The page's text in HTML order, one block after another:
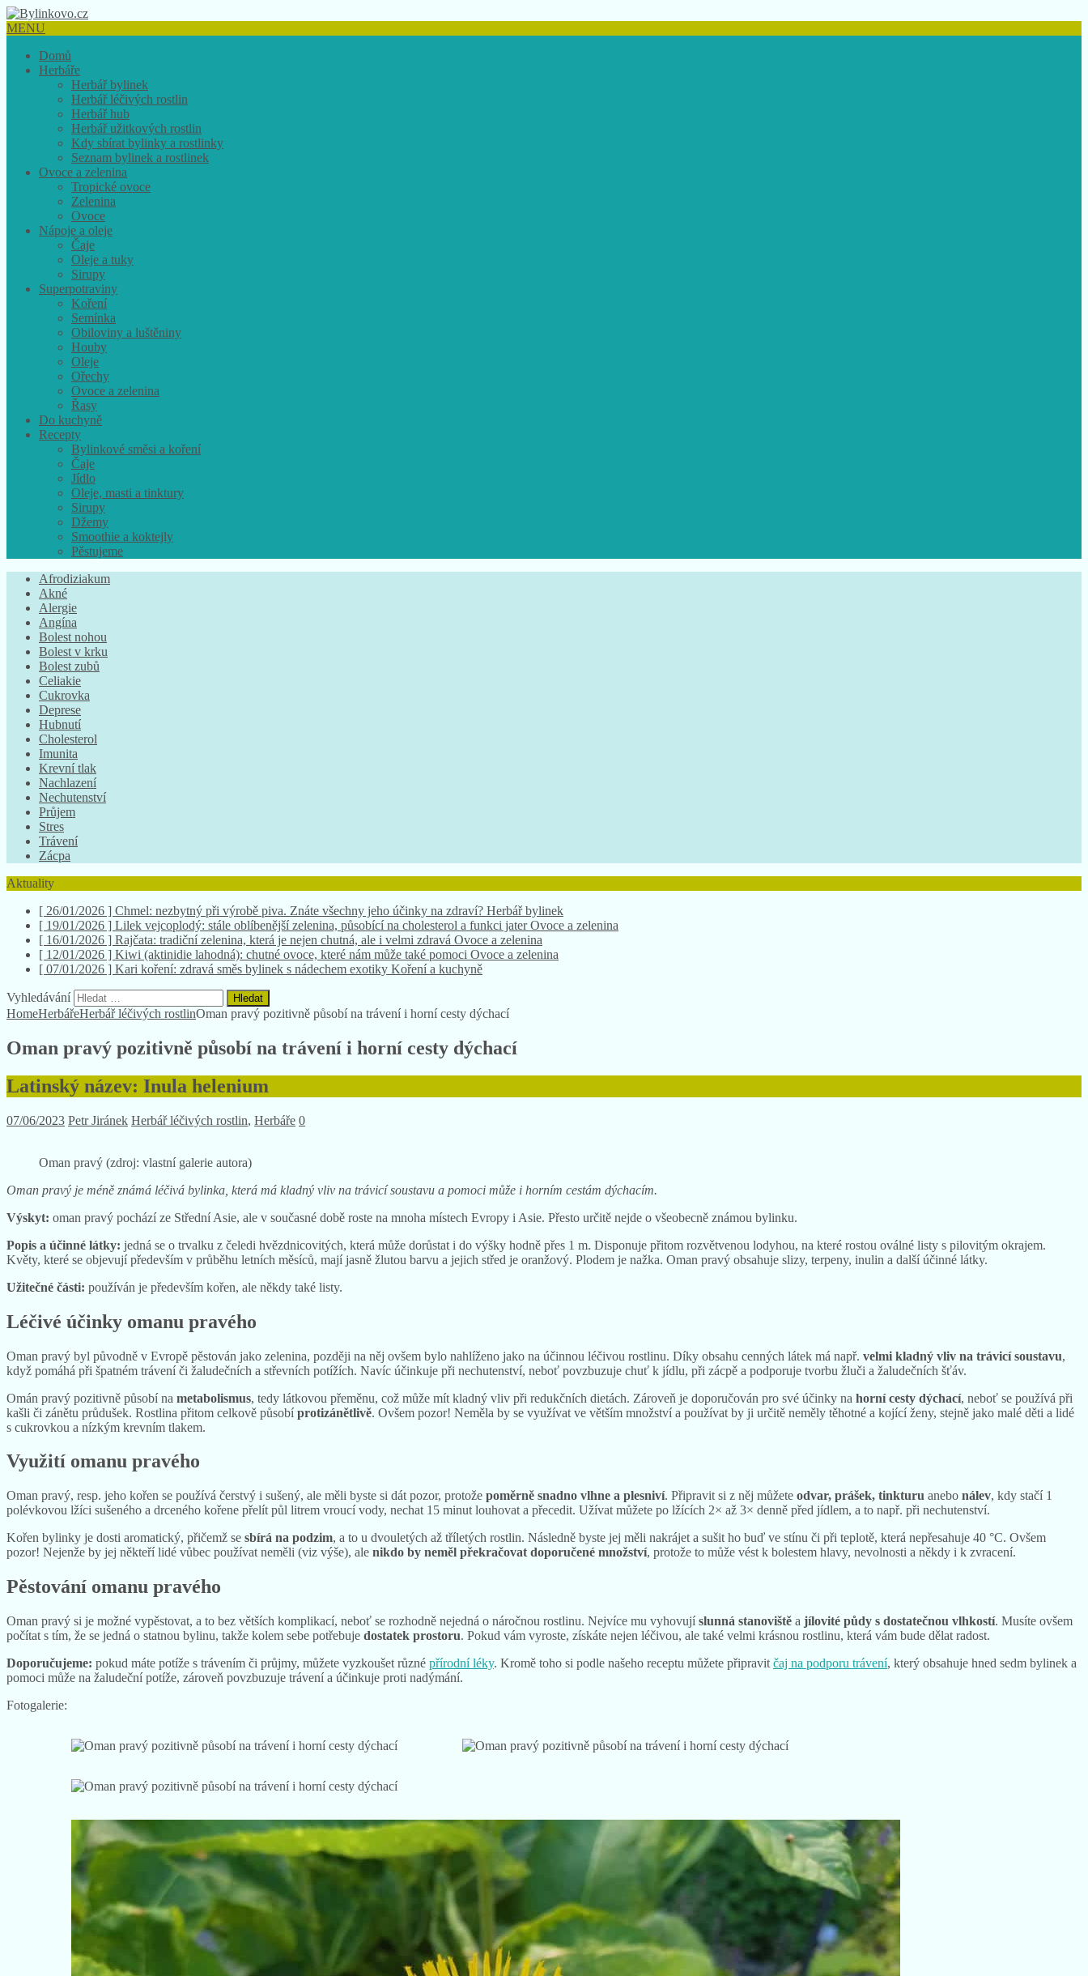
MENU
Domů
Herbáře
Herbář bylinek
Herbář léčivých rostlin
Herbář hub
Herbář užitkových rostlin
Kdy sbírat bylinky a rostlinky
Seznam bylinek a rostlinek
Ovoce a zelenina
Tropické ovoce
Zelenina
Ovoce
Nápoje a oleje
Čaje
Oleje a tuky
Sirupy
Superpotraviny
Koření
Semínka
Obiloviny a luštěniny
Houby
Oleje
Ořechy
Ovoce a zelenina
Řasy
Do kuchyně
Recepty
Bylinkové směsi a koření
Čaje
Jídlo
Oleje, masti a tinktury
Sirupy
Džemy
Smoothie a koktejly
Pěstujeme
Afrodiziakum
Akné
Alergie
Angína
Bolest nohou
Bolest v krku
Bolest zubů
Celiakie
Cukrovka
Deprese
Hubnutí
Cholesterol
Imunita
Krevní tlak
Nachlazení
Nechutenství
Průjem
Stres
Trávení
Zácpa
Aktuality
[ 19/01/2026 ] Lilek vejcoplodý: stále oblíbenější zelenina, působící na cholesterol a funkci jaterOvoce a zelenina
[ 16/01/2026 ] Rajčata: tradiční zelenina, která je nejen chutná, ale i velmi zdraváOvoce a zelenina
[ 12/01/2026 ] Kiwi (aktinidie lahodná): chutné ovoce, které nám může také pomociOvoce a zelenina
[ 07/01/2026 ] Kari koření: zdravá směs bylinek s nádechem exotikyKoření a kuchyně
[ 26/01/2026 ] Chmel: nezbytný při výrobě piva. Znáte všechny jeho účinky na zdraví?
Vyhledávání
HomeHerbářeHerbář léčivých rostlinOman pravý pozitivně působí na trávení i horní cesty dýchací
Oman pravý pozitivně působí na trávení i horní cesty dýchací
Latinský název: Inula helenium
07/06/2023 Petr Jiránek Herbář léčivých rostlin, Herbáře 0
Oman pravý (zdroj: vlastní galerie autora)
Oman pravý je méně známá léčivá bylinka, která má kladný vliv na trávicí soustavu a pomoci může i horním cestám dýchacím.
Výskyt: oman pravý pochází ze Střední Asie, ale v současné době roste na mnoha místech Evropy i Asie. Přesto určitě nejde o všeobecně známou bylinku.
Popis a účinné látky: jedná se o trvalku z čeledi hvězdnicovitých, která může dorůstat i do výšky hodně přes 1 m. Disponuje přitom rozvětvenou lodyhou, na které rostou oválné listy s pilovitým okrajem.
Květy, které se objevují především v průběhu letních měsíců, mají jasně žlutou barvu a jejich střed je oranžový. Plodem je nažka. Oman pravý obsahuje slizy, terpeny, inulin a další účinné látky.
Užitečné části: používán je především kořen, ale někdy také listy.
Léčivé účinky omanu pravého
Oman pravý byl původně v Evropě pěstován jako zelenina, později na něj ovšem bylo nahlíženo jako na účinnou léčivou rostlinu. Díky obsahu cenných látek má např. velmi kladný vliv na trávicí soustavu,
když pomáhá při špatném trávení či žaludečních a střevních potížích. Navíc účinkuje při nechutenství, neboť povzbuzuje chuť k jídlu, při zácpě a podporuje tvorbu žluči a žaludečních šťáv.
Omán pravý pozitivně působí na metabolismus, tedy látkovou přeměnu, což může mít kladný vliv při redukčních dietách. Zároveň je doporučován pro své účinky na horní cesty dýchací, neboť se používá při
kašli či zánětu průdušek. Rostlina přitom celkově působíprotizánětlivě. Ovšem pozor! Neměla by se využívat ve větším množství a používat by ji určitě neměly těhotné a kojící ženy, stejně jako malé děti a lidé
s cukrovkou a nízkým krevním tlakem.
Využití omanu pravého
Oman pravý, resp. jeho kořen se používá čerstvý i sušený, ale měli byste si dát pozor, protože poměrně snadno vlhne a plesniví. Připravit si z něj můžete odvar, prášek, tinkturu anebo nálev, kdy stačí 1
polévkovou lžíci sušeného a drceného kořene přelít půl litrem vroucí vody, nechat 15 minut louhovat a přecedit. Užívat můžete po lžících 2× až 3× denně před jídlem, a to např. při nechutenství.
Kořen bylinky je dosti aromatický, přičemž se sbírá na podzim, a to u dvouletých až tříletých rostlin. Následně byste jej měli nakrájet a sušit ho buď ve stínu či při teplotě, která nepřesahuje 40 °C. Ovšem
pozor! Nejenže by jej někteří lidé vůbec používat neměli (viz výše), ale nikdo by neměl překračovat doporučené množství, protože to může vést k bolestem hlavy, nevolnosti a někdy i k zvracení.
Pěstování omanu pravého
Oman pravý si je možné vypěstovat, a to bez větších komplikací, neboť se rozhodně nejedná o náročnou rostlinu. Nejvíce mu vyhovujíslunná stanoviště a jílovité půdy s dostatečnou vlhkostí. Musíte ovšem
počítat s tím, že se jedná o statnou bylinu, takže kolem sebe potřebuje dostatek prostoru. Pokud vám vyroste, získáte nejen léčivou, ale také velmi krásnou rostlinu, která vám bude dělat radost.
Doporučujeme: pokud máte potíže s trávením či průjmy, můžete vyzkoušet různé přírodní léky. Kromě toho si podle našeho receptu můžete připravit čaj na podporu trávení, který obsahuje hned sedm bylinek a
pomoci může na žaludeční potíže, zároveň povzbuzuje trávení a účinkuje proti nadýmání.
Fotogalerie: